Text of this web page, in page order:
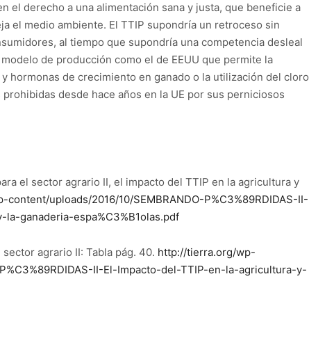
el derecho a una alimentación sana y justa, que beneficie a
el medio ambiente. El TTIP supondría un retroceso sin
al tiempo que supondría una competencia desleal
de producción como el de EEUU que permite la
hormonas de crecimiento en ganado o la utilización del cloro
desde hace años en la UE por sus perniciosos
el sector agrario II, el impacto del TTIP en la agricultura y
uploads/2016/10/SEMBRANDO-P%C3%89RDIDAS-II-
ganaderia-espa%C3%B1olas.pdf
agrario II: Tabla pág. 40. http://tierra.org/wp-
II-El-Impacto-del-TTIP-en-la-agricultura-y-